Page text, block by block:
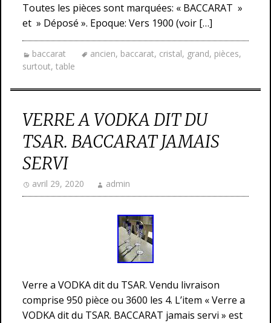
Toutes les pièces sont marquées: « BACCARAT »
et » Déposé ». Epoque: Vers 1900 (voir […]
baccarat ancien, baccarat, cristal, grand, pièces,
surtout, table
VERRE A VODKA DIT DU
TSAR. BACCARAT JAMAIS
SERVI
avril 29, 2020 admin
Verre a VODKA dit du TSAR. Vendu livraison
comprise 950 pièce ou 3600 les 4. L’item « Verre a
VODKA dit du TSAR. BACCARAT jamais servi » est